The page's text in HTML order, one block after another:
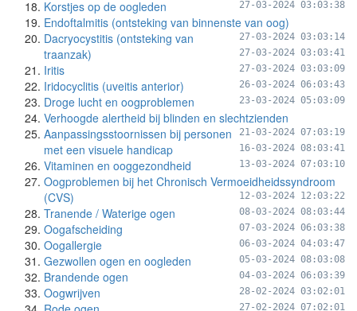
Korstjes op de oogleden 27-03-2024 03:03:38
Endoftalmitis (ontsteking van binnenste van oog)
27-03-2024 03:03:14
Dacryocystitis (ontsteking van
traanzak)
27-03-2024 03:03:41
Iritis 27-03-2024 03:03:09
Iridocyclitis (uveitis anterior) 26-03-2024 06:03:43
Droge lucht en oogproblemen 23-03-2024 05:03:09
Verhoogde alertheid bij blinden en slechtzienden
21-03-2024 07:03:19
Aanpassingsstoornissen bij personen
met een visuele handicap
16-03-2024 08:03:41
Vitaminen en ooggezondheid 13-03-2024 07:03:10
Oogproblemen bij het Chronisch Vermoeidheidssyndroom
(CVS)
12-03-2024 12:03:22
Tranende / Waterige ogen 08-03-2024 08:03:44
Oogafscheiding 07-03-2024 06:03:38
Oogallergie 06-03-2024 04:03:47
Gezwollen ogen en oogleden 05-03-2024 08:03:08
Brandende ogen 04-03-2024 06:03:39
Oogwrijven 28-02-2024 03:02:01
27-02-2024 07:02:01